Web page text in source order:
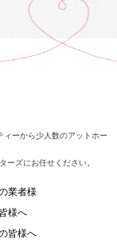
ィーから少人数のアットホー
ーズにお任せください。
業者様
様へ
皆様へ